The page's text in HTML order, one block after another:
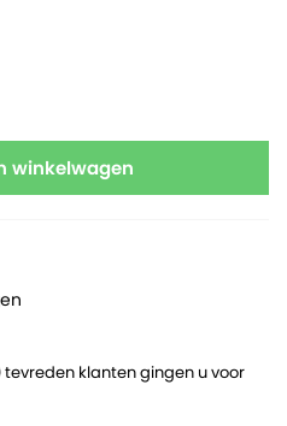
winkelwagen
tevreden klanten gingen u voor